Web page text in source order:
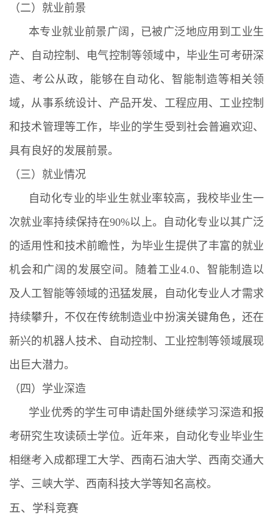
（二）就业前景
本专业就业前景广阔，已被广泛地应用到工业生
产、自动控制、电气控制等领域中，毕业生可考研深
造、考公从政，能够在自动化、智能制造等相关领
域，从事系统设计、产品开发、工程应用、工业控制
和技术管理等工作，毕业的学生受到社会普遍欢迎、
具有良好的发展前景。
（三）就业情况
自动化专业的毕业生就业率较高，我校毕业生一
次就业率持续保持在90%以上。自动化专业以其广泛
的适用性和技术前瞻性，为毕业生提供了丰富的就业
机会和广阔的发展空间。随着工业4.0、智能制造以
及人工智能等领域的迅猛发展，自动化专业人才需求
持续攀升，不仅在传统制造业中扮演关键角色，还在
新兴的机器人技术、自动控制、工业控制等领域展现
出巨大潜力。
（四）学业深造
学业优秀的学生可申请赴国外继续学习深造和报
考研究生攻读硕士学位。近年来，自动化专业毕业生
相继考入成都理工大学、西南石油大学、西南交通大
学、三峡大学、西南科技大学等知名高校。
五、学科竞赛